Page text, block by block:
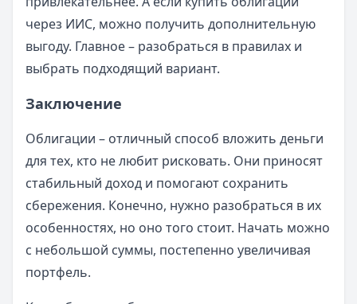
через ИИС, можно получить дополнительную
выгоду. Главное – разобраться в правилах и
выбрать подходящий вариант.
Заключение
Облигации – отличный способ вложить деньги
для тех, кто не любит рисковать. Они приносят
стабильный доход и помогают сохранить
сбережения. Конечно, нужно разобраться в их
особенностях, но оно того стоит. Начать можно
с небольшой суммы, постепенно увеличивая
портфель.